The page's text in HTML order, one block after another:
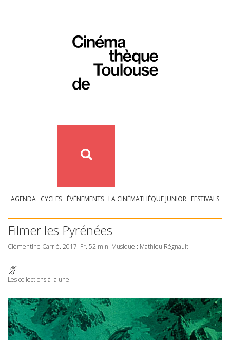
AGENDA CYCLES ÉVÉNEMENTS LA CINÉMATHÈQUE JUNIOR FESTIVALS
Filmer les Pyrénées
Clémentine Carrié. 2017. Fr. 52 min. Musique : Mathieu Régnault
Les collections à la une